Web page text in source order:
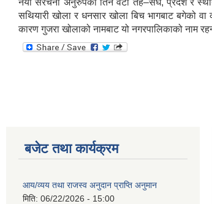
नयाँ संरचना अनुरुपको तिन वटा तह–संघ, प्रदेश र
सथियारी खोला र धनसार खोला बिच भागबाट बगेको
कारण गुजरा खोलाको नामबाट यो नगरपालिकाको नाम
बजेट तथा कार्यक्रम
आय/व्यय तथा राजस्व अनुदान प्राप्ति अनुमान
मिति: 06/22/2026 - 15:00